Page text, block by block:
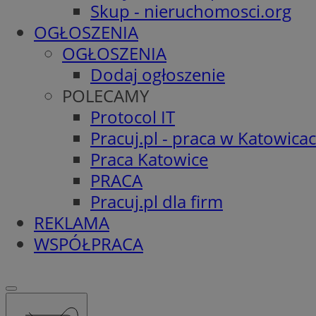
Skup - nieruchomosci.org
OGŁOSZENIA
OGŁOSZENIA
Dodaj ogłoszenie
POLECAMY
Protocol IT
Pracuj.pl - praca w
Praca Katowice
PRACA
Pracuj.pl dla firm
REKLAMA
WSPÓŁPRACA